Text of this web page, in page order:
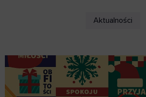
Aktualności